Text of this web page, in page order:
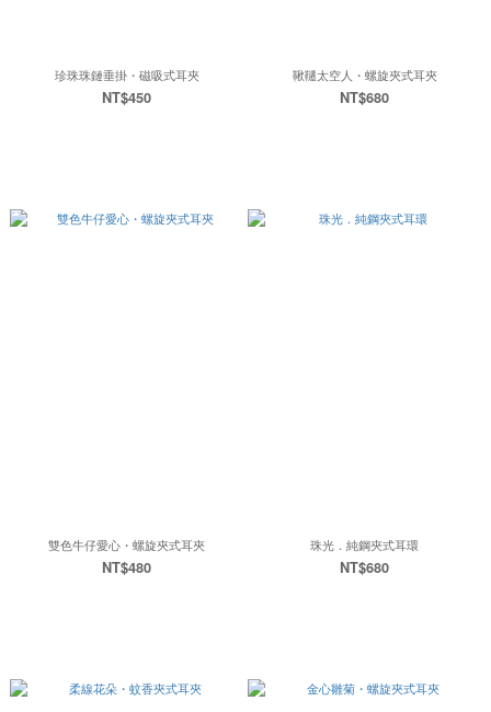
珍珠珠鏈垂掛・磁吸式耳夾
NT$450
鞦韆太空人・螺旋夾式耳夾
NT$680
雙色牛仔愛心・螺旋夾式耳夾
NT$480
珠光．純鋼夾式耳環
NT$680